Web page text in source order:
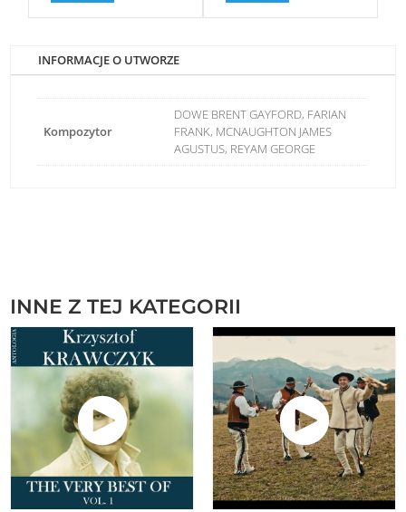
INFORMACJE O UTWORZE
Kompozytor
DOWE BRENT GAYFORD, FARIAN
FRANK, MCNAUGHTON JAMES
AGUSTUS, REYAM GEORGE
INNE Z TEJ KATEGORII